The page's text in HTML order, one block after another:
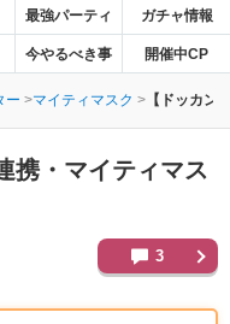
最強パーティ ガチャ情報
今やるべき事 開催中CP
ー マイティマスク 【ドッカン
携・マイティマス
3